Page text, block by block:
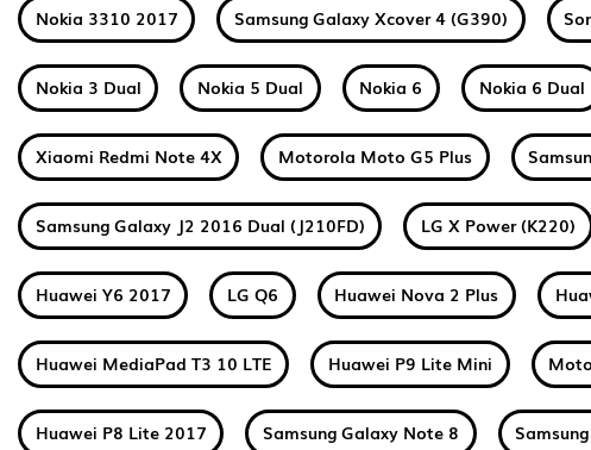
Nokia 3310 2017 Samsung Galaxy Xcover 4 (G390)
Nokia 3 Dual Nokia 5 Dual Nokia 6 Nokia 6 Dual
Xiaomi Redmi Note 4X Motorola Moto G5 Plus
Samsung Galaxy J2 2016 Dual (J210FD) LG X Power (K220)
Huawei Y6 2017 LG Q6 Huawei Nova 2 Plus
Huawei MediaPad T3 10 LTE Huawei P9 Lite Mini
Huawei P8 Lite 2017 Samsung Galaxy Note 8